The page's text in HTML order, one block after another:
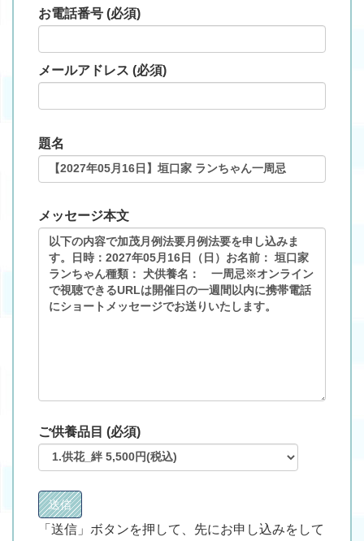
お電話番号 (必須)
メールアドレス (必須)
題名
メッセージ本文
ご供養品目 (必須)
「送信」ボタンを押して、先にお申し込みをして